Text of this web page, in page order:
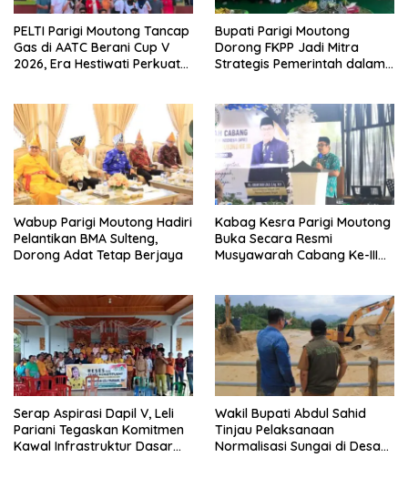
PELTI Parigi Moutong Tancap
Gas di AATC Berani Cup V
2026, Era Hestiwati Perkuat
Bupati Parigi Moutong
Dorong FKPP Jadi Mitra
Strategis Pemerintah dalam
Wabup Parigi Moutong Hadiri
Pelantikan BMA Sulteng,
Dorong Adat Tetap Berjaya
Kabag Kesra Parigi Moutong
Buka Secara Resmi
Musyawarah Cabang Ke-III
Serap Aspirasi Dapil V, Leli
Pariani Tegaskan Komitmen
Kawal Infrastruktur Dasar
Wakil Bupati Abdul Sahid
Tinjau Pelaksanaan
Normalisasi Sungai di Desa